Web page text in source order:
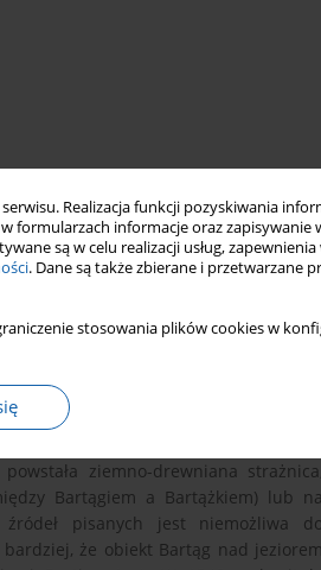
Realizacja funkcji pozyskiwania
formularzach informacje oraz zapisywanie
są w celu realizacji usług,
. Dane są także zbierane i przetwarzane
stosowania plików cookies w
temat genezy Olsztyna (J. Sikorski,
A. Funk, A. Wakar). Stwierdzono
ziemno-drewniana strażnica,
Bartągiem a Bartążkiem) lub na
pisanych jest niemożliwa do
że obiekt Bartąg nad jeziorem